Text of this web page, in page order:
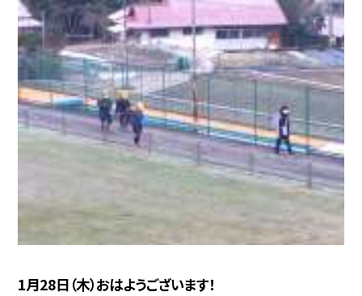
1月28日（木）おはようございます！